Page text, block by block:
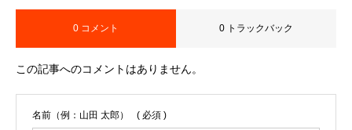
0 コメント 0 トラックバック
この記事へのコメントはありません。
名前（例：山田 太郎） ( 必須 )